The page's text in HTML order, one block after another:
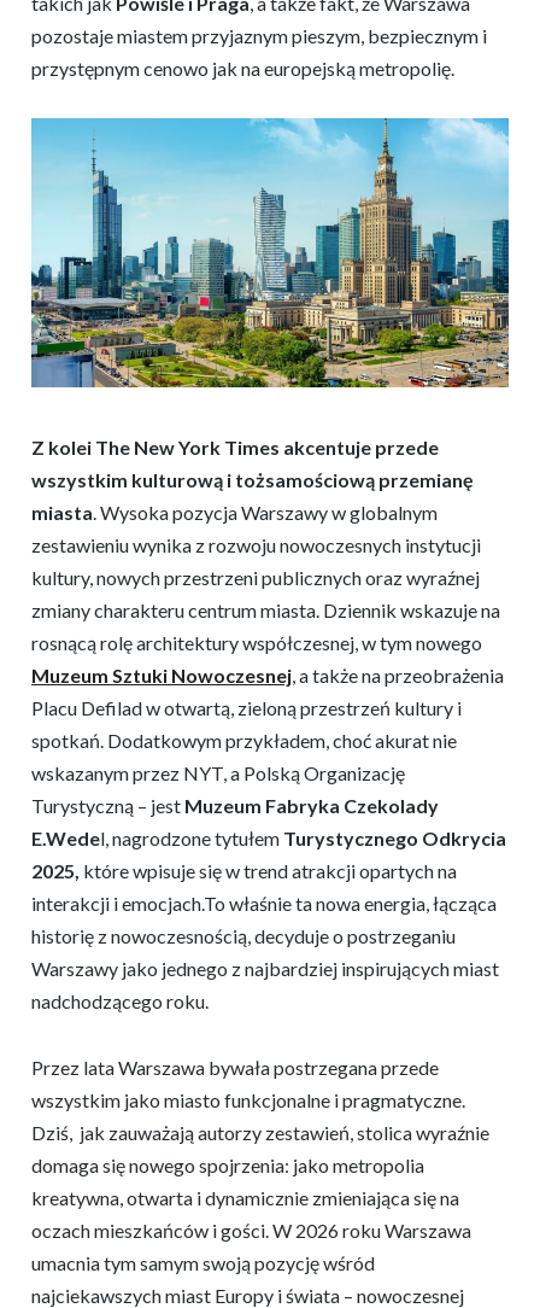
pozostaje miastem przyjaznym pieszym, bezpiecznym i
przystępnym cenowo jak na europejską metropolię.
Z kolei The New York Times akcentuje przede
wszystkim kulturową i tożsamościową przemianę
miasta . Wysoka pozycja Warszawy w globalnym
zestawieniu wynika z rozwoju nowoczesnych instytucji
kultury, nowych przestrzeni publicznych oraz wyraźnej
zmiany charakteru centrum miasta. Dziennik wskazuje na
rosnącą rolę architektury współczesnej, w tym nowego
Muzeum Sztuki Nowoczesnej , a także na przeobrażenia
Placu Defilad w otwartą, zieloną przestrzeń kultury i
spotkań. Dodatkowym przykładem, choć akurat nie
wskazanym przez NYT, a Polską Organizację
Turystyczną – jest Muzeum Fabryka Czekolady
E.Wedel, nagrodzone tytułem Turystycznego Odkrycia
2025, które wpisuje się w trend atrakcji opartych na
interakcji i emocjach.To właśnie ta nowa energia, łącząca
historię z nowoczesnością, decyduje o postrzeganiu
Warszawy jako jednego z najbardziej inspirujących miast
nadchodzącego roku.
Przez lata Warszawa bywała postrzegana przede
wszystkim jako miasto funkcjonalne i pragmatyczne.
Dziś, jak zauważają autorzy zestawień, stolica wyraźnie
domaga się nowego spojrzenia: jako metropolia
kreatywna, otwarta i dynamicznie zmieniająca się na
oczach mieszkańców i gości. W 2026 roku Warszawa
umacnia tym samym swoją pozycję wśród
najciekawszych miast Europy i świata – nowoczesnej